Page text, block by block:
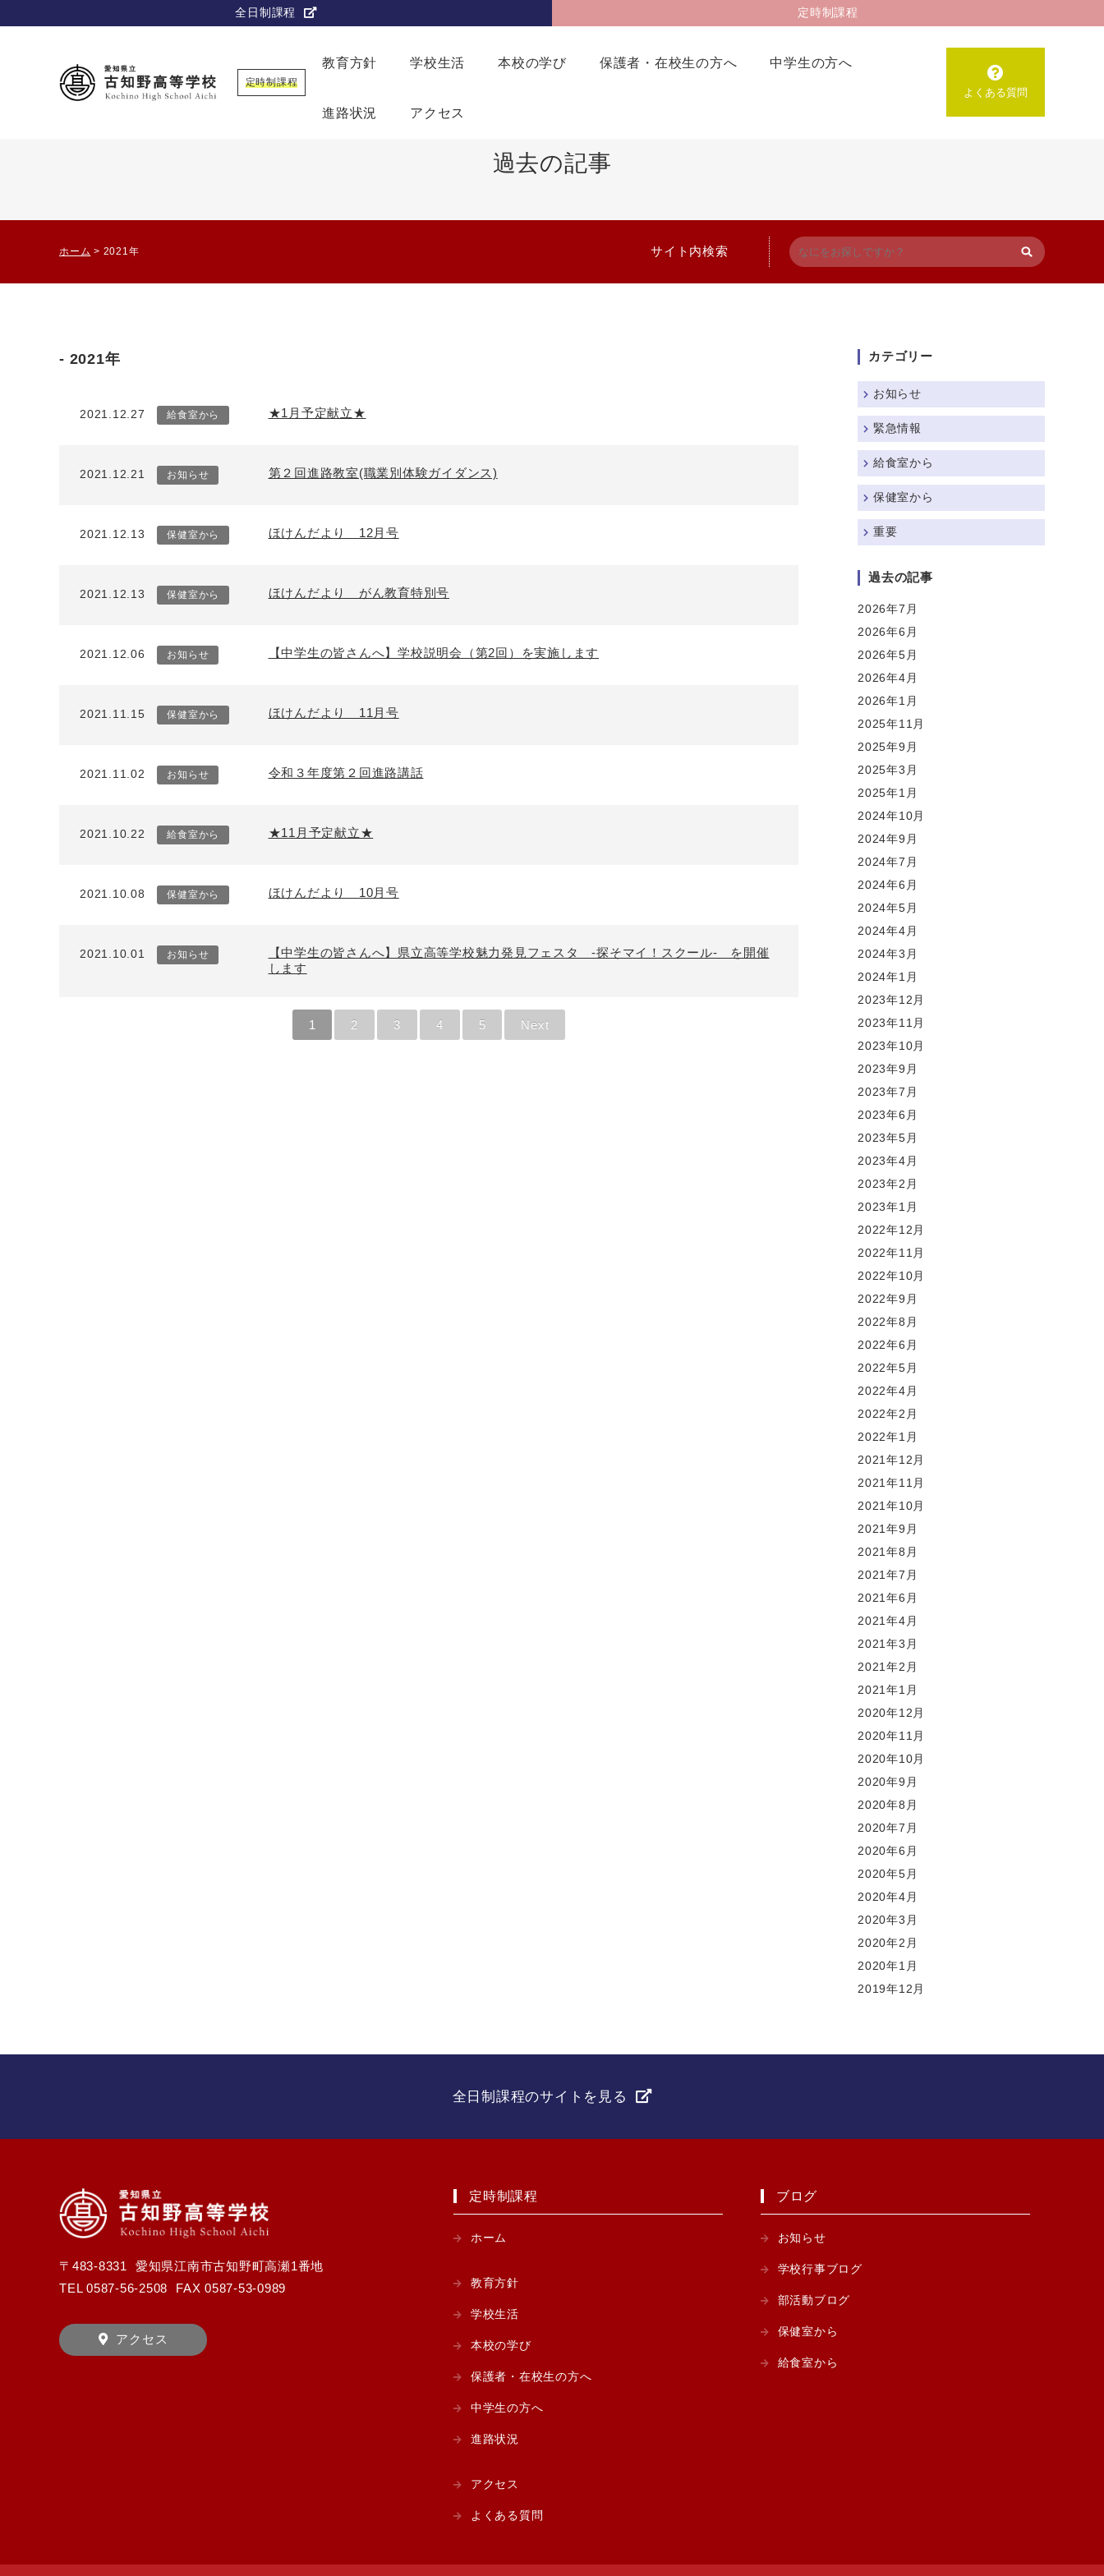
全日制課程 定時制課程
定時制課程
教育方針 学校生活 本校の学び 保護者・在校生の方へ 中学生の方へ
進路状況 アクセス
よくある質問
過去の記事
ホーム > 2021年 サイト内検索
2021年
2021.12.27 給食室から ★1月予定献立★
2021.12.21 お知らせ 第２回進路教室(職業別体験ガイダンス)
2021.12.13 保健室から ほけんだより 12月号
2021.12.13 保健室から ほけんだより がん教育特別号
2021.12.06 お知らせ 【中学生の皆さんへ】学校説明会（第2回）を実施します
2021.11.15 保健室から ほけんだより 11月号
2021.11.02 お知らせ 令和３年度第２回進路講話
2021.10.22 給食室から ★11月予定献立★
2021.10.08 保健室から ほけんだより 10月号
2021.10.01 お知らせ
【中学生の皆さんへ】県立高等学校魅力発見フェスタ ‐探そマイ！スクール‐ を開催
します
1 2 3 4 5 Next
カテゴリー
お知らせ
緊急情報
給食室から
保健室から
重要
過去の記事
2026年7月
2026年6月
2026年5月
2026年4月
2026年1月
2025年11月
2025年9月
2025年3月
2025年1月
2024年10月
2024年9月
2024年7月
2024年6月
2024年5月
2024年4月
2024年3月
2024年1月
2023年12月
2023年11月
2023年10月
2023年9月
2023年7月
2023年6月
2023年5月
2023年4月
2023年2月
2023年1月
2022年12月
2022年11月
2022年10月
2022年9月
2022年8月
2022年6月
2022年5月
2022年4月
2022年2月
2022年1月
2021年12月
2021年11月
2021年10月
2021年9月
2021年8月
2021年7月
2021年6月
2021年4月
2021年3月
2021年2月
2021年1月
2020年12月
2020年11月
2020年10月
2020年9月
2020年8月
2020年7月
2020年6月
2020年5月
2020年4月
2020年3月
2020年2月
2020年1月
2019年12月
全日制課程のサイトを見る
〒483-8331
愛知県江南市古知野町高瀬1番地
TEL 0587-56-2508 FAX 0587-53-0989
アクセス
定時制課程
ホーム
教育方針
学校生活
本校の学び
保護者・在校生の方へ
中学生の方へ
進路状況
アクセス
よくある質問
ブログ
お知らせ
学校行事ブログ
部活動ブログ
保健室から
給食室から